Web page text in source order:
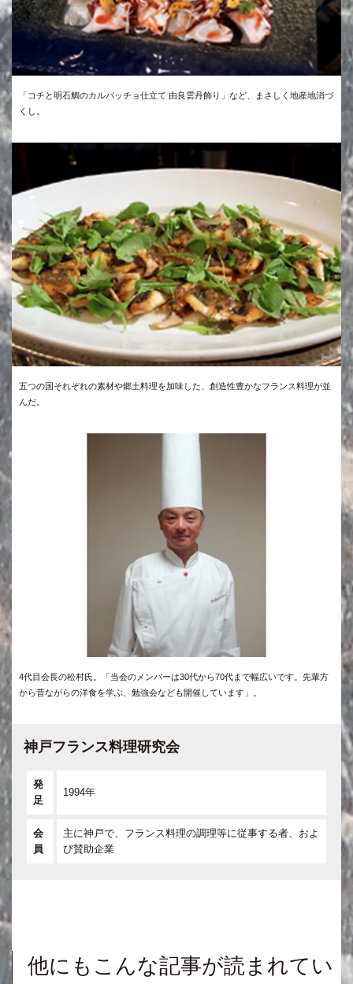
「コチと明石鯛のカルパッチョ仕立て 由良雲丹飾り」など、まさしく地産地消づ
くし。
五つの国それぞれの素材や郷土料理を加味した、創造性豊かなフランス料理が並
んだ。
4代目会長の松村氏。「当会のメンバーは30代から70代まで幅広いです。先輩方
から昔ながらの洋食を学ぶ、勉強会なども開催しています」。
神戸フランス料理研究会
発
足
1994年
会
員
主に神戸で、フランス料理の調理等に従事する者、およ
び賛助企業
他にもこんな記事が読まれてい